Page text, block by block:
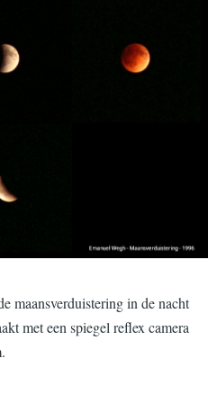
maansverduistering in de nacht
met een spiegel reflex camera